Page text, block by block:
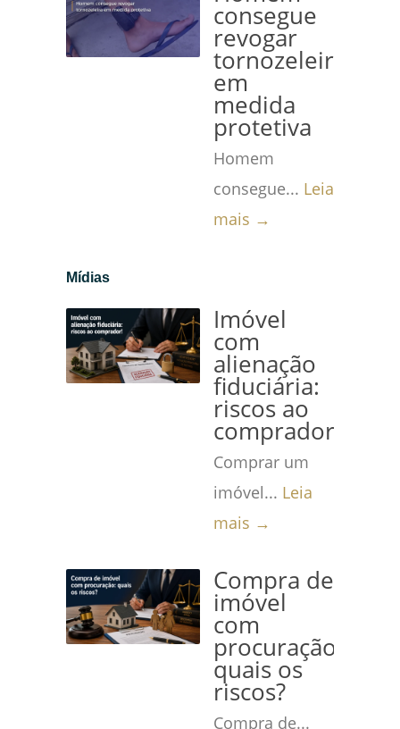
consegue
revogar
tornozeleira
em
medida
protetiva
Homem
consegue... Leia
mais →
Mídias
Imóvel
com
alienação
fiduciária:
riscos ao
comprador!
Comprar um
imóvel... Leia
mais →
Compra de
imóvel
com
procuração:
quais os
riscos?
Compra de...